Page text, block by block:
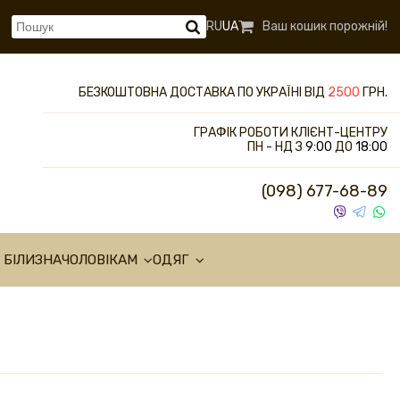
RUUA Ваш кошик порожній!
БЕЗКОШТОВНА ДОСТАВКА ПО УКРАЇНІ ВІД 2500 ГРН.
ГРАФІК РОБОТИ КЛІЄНТ-ЦЕНТРУ
ПН - НД З 9:00 ДО 18:00
(098) 677-68-89
ЧОЛОВІКАМ ОДЯГ